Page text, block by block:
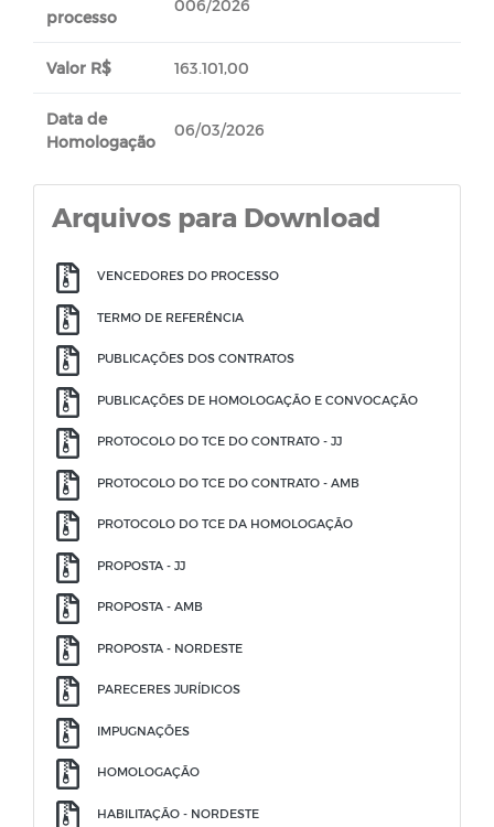
processo
006/2026
Valor R$ 163.101,00
Data de
Homologação
06/03/2026
Arquivos para Download
VENCEDORES DO PROCESSO
TERMO DE REFERÊNCIA
PUBLICAÇÕES DOS CONTRATOS
PUBLICAÇÕES DE HOMOLOGAÇÃO E CONVOCAÇÃO
PROTOCOLO DO TCE DO CONTRATO - JJ
PROTOCOLO DO TCE DO CONTRATO - AMB
PROTOCOLO DO TCE DA HOMOLOGAÇÃO
PROPOSTA - JJ
PROPOSTA - AMB
PROPOSTA - NORDESTE
PARECERES JURÍDICOS
IMPUGNAÇÕES
HOMOLOGAÇÃO
HABILITAÇÃO - NORDESTE